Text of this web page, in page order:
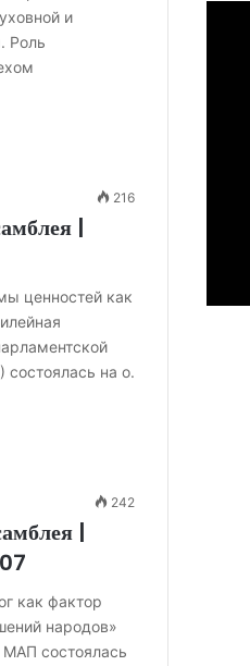
и
Роль
216
|
ценностей как
на о.
242
|
как фактор
народов»
состоялась